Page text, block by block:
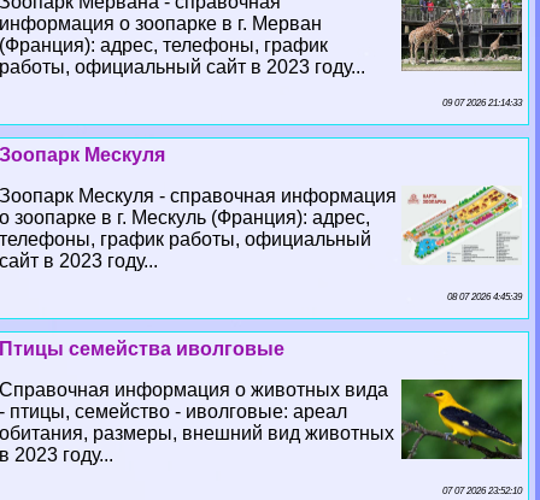
информация о зоопарке в г. Мерван
(Франция): адрес, телефоны, график
работы, официальный сайт в 2023 году...
09 07 2026 21:14:33
Зоопарк Мескуля
Зоопарк Мескуля - справочная информация
о зоопарке в г. Мескуль (Франция): адрес,
телефоны, график работы, официальный
сайт в 2023 году...
08 07 2026 4:45:39
Птицы семейства иволговые
Справочная информация о животных вида
- птицы, семейство - иволговые: ареал
обитания, размеры, внешний вид животных
в 2023 году...
07 07 2026 23:52:10